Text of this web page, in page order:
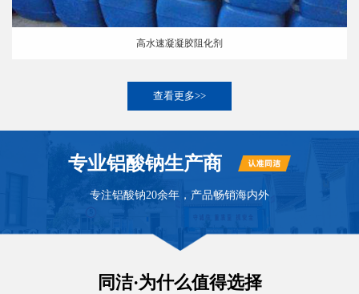
高水速凝凝胶阻化剂
查看更多>>
专业铝酸钠生产商
专注铝酸钠20余年，产品畅销海内外
同洁·为什么值得选择